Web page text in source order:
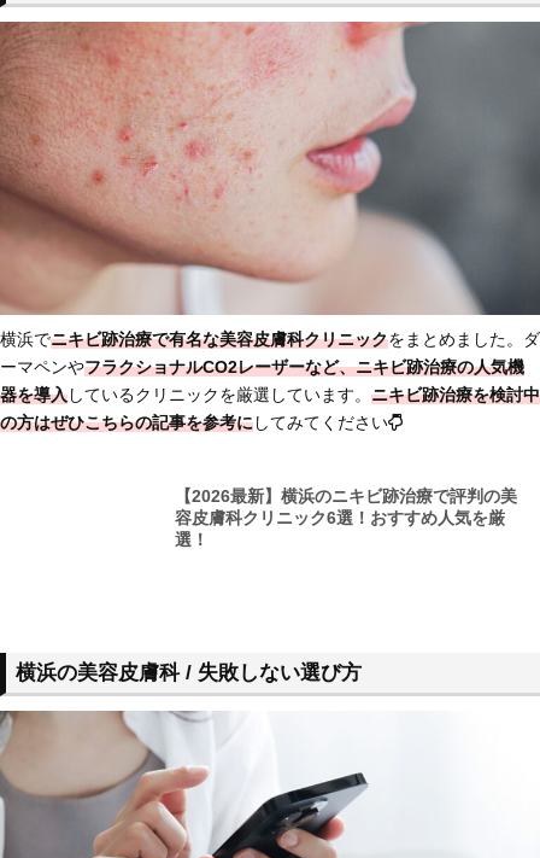
横浜でニキビ跡治療で有名な美容皮膚科クリニックをまとめました。ダ
ーマペンやフラクショナルCO2レーザーなど、ニキビ跡治療の人気機
器を導入しているクリニックを厳選しています。 ニキビ跡治療を検討中
の方はぜひこちらの記事を参考にしてみてください
【2026最新】横浜のニキビ跡治療で評判の美
容皮膚科クリニック6選！おすすめ人気を厳
選！
横浜の美容皮膚科 / 失敗しない選び方